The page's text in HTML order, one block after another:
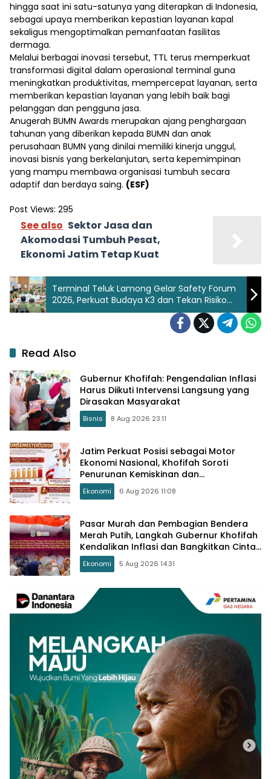
hingga saat ini satu-satunya yang diterapkan di Indonesia,
sebagai upaya memberikan kepastian layanan kapal
sekaligus mengoptimalkan pemanfaatan fasilitas
dermaga.
Melalui berbagai inovasi tersebut, TTL terus memperkuat
transformasi digital dalam operasional terminal guna
meningkatkan produktivitas, mempercepat layanan, serta
memberikan kepastian layanan yang lebih baik bagi
pelanggan dan pengguna jasa.
Anugerah BUMN Awards merupakan ajang penghargaan
tahunan yang diberikan kepada BUMN dan anak
perusahaan BUMN yang dinilai memiliki kinerja unggul,
inovasi bisnis yang berkelanjutan, serta kepemimpinan
yang mampu membawa organisasi tumbuh secara
adaptif dan berdaya saing. (ESF)
Post Views: 295
See also Sektor Jasa dan
Akomodasi Tumbuh Pesat,
Ekonomi Jatim Tetap Kuat
Terminal Teluk Lamong Gelar Safety Forum
2026, Perkuat Budaya K3 dan Tekan Risiko
Kecelakaan Kerja
Read Also
Gubernur Khofifah: Pengendalian Inflasi
Harus Diikuti Intervensi Langsung yang
Dirasakan Masyarakat
Bisnis 8 Aug 2026 23:11
Jatim Perkuat Posisi sebagai Motor
Ekonomi Nasional, Khofifah Soroti
Penurunan Kemiskinan dan
Pengangguran
Ekonomi 6 Aug 2026 11:08
Pasar Murah dan Pembagian Bendera
Merah Putih, Langkah Gubernur Khofifah
Kendalikan Inflasi dan Bangkitkan Cinta
Tanah Air
Ekonomi 5 Aug 2026 14:31